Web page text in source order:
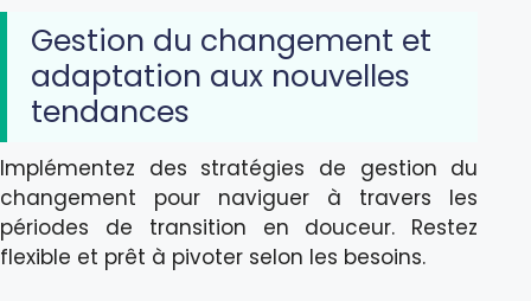
Gestion du changement et
adaptation aux nouvelles
tendances
Implémentez des stratégies de gestion du
changement pour naviguer à travers les
périodes de transition en douceur. Restez
flexible et prêt à pivoter selon les besoins.